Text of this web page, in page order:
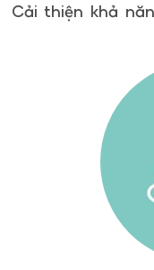
Cải thiện khả